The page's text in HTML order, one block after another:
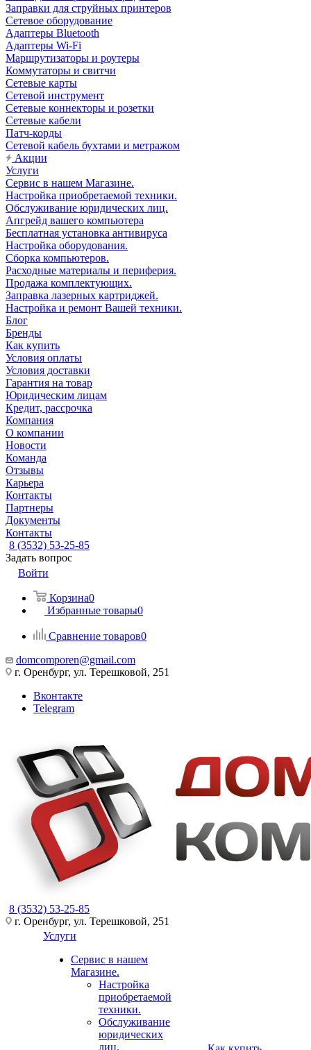
Заправки для струйных принтеров
Сетевое оборудование
Адаптеры Bluetooth
Адаптеры Wi-Fi
Маршрутизаторы и роутеры
Коммутаторы и свитчи
Сетевые карты
Сетевой инструмент
Сетевые коннекторы и розетки
Сетевые кабели
Патч-корды
Сетевой кабель бухтами и метражом
Акции
Услуги
Сервис в нашем Магазине.
Настройка приобретаемой техники.
Обслуживание юридических лиц.
Апгрейд вашего компьютера
Бесплатная установка антивируса
Настройка оборудования.
Сборка компьютеров.
Расходные материалы и периферия.
Продажа комплектующих.
Заправка лазерных картриджей.
Настройка и ремонт Вашей техники.
Блог
Бренды
Как купить
Условия оплаты
Условия доставки
Гарантия на товар
Юридическим лицам
Кредит, рассрочка
Компания
О компании
Новости
Команда
Отзывы
Карьера
Контакты
Партнеры
Документы
Контакты
8 (3532) 53-25-85
Задать вопрос
Войти
Корзина0
Избранные товары0
Сравнение товаров0
domcomporen@gmail.com
г. Оренбург, ул. Терешковой, 251
Вконтакте
Telegram
8 (3532) 53-25-85
г. Оренбург, ул. Терешковой, 251
Услуги
Сервис в нашем
Магазине.
Настройка
приобретаемой
техники.
Обслуживание
юридических
лиц.